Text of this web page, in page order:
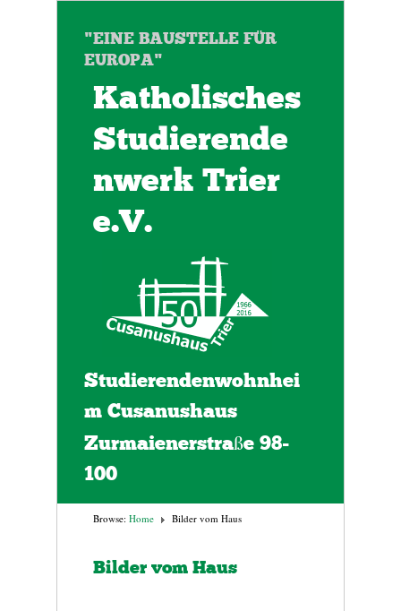
"EINE BAUSTELLE FÜR
EUROPA"
Katholisches
Studierende
nwerk Trier
e.V.
Studierendenwohnhei
m Cusanushaus
Zurmaienerstraße 98-
100
Browse: Home Bilder vom Haus
Bilder vom Haus